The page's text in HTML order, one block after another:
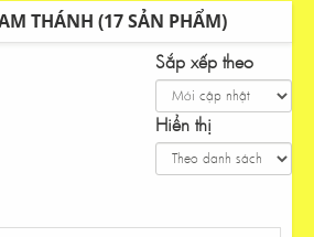
THÁNH (17 SẢN PHẨM)
Sắp xếp theo
Hiển thị